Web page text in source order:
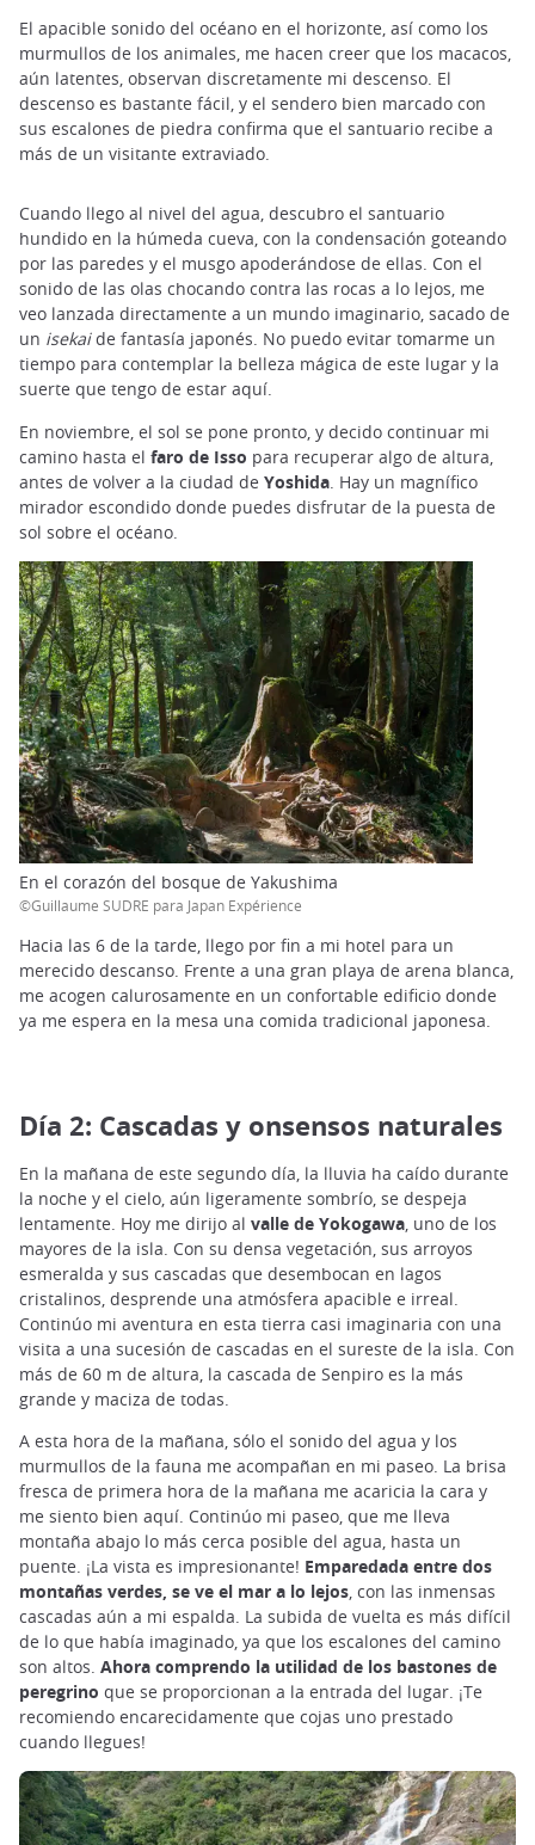
El apacible sonido del océano en el horizonte, así como los
murmullos de los animales, me hacen creer que los macacos,
aún latentes, observan discretamente mi descenso. El
descenso es bastante fácil, y el sendero bien marcado con
sus escalones de piedra confirma que el santuario recibe a
más de un visitante extraviado.
Cuando llego al nivel del agua, descubro el santuario
hundido en la húmeda cueva, con la condensación goteando
por las paredes y el musgo apoderándose de ellas. Con el
sonido de las olas chocando contra las rocas a lo lejos, me
veo lanzada directamente a un mundo imaginario, sacado de
un isekaide fantasía japonés. No puedo evitar tomarme un
tiempo para contemplar la belleza mágica de este lugar y la
suerte que tengo de estar aquí.
En noviembre, el sol se pone pronto, y decido continuar mi
camino hasta el faro de Isso para recuperar algo de altura,
antes de volver a la ciudad de Yoshida . Hay un magnífico
mirador escondido donde puedes disfrutar de la puesta de
sol sobre el océano.
En el corazón del bosque de Yakushima
©Guillaume SUDRE para Japan Expérience
Hacia las 6 de la tarde, llego por fin a mi hotel para un
merecido descanso. Frente a una gran playa de arena blanca,
me acogen calurosamente en un confortable edificio donde
ya me espera en la mesa una comida tradicional japonesa.
Día 2: Cascadas y onsensos naturales
En la mañana de este segundo día, la lluvia ha caído durante
la noche y el cielo, aún ligeramente sombrío, se despeja
lentamente. Hoy me dirijo al valle de Yokogawa, uno de los
mayores de la isla. Con su densa vegetación, sus arroyos
esmeralda y sus cascadas que desembocan en lagos
cristalinos, desprende una atmósfera apacible e irreal.
Continúo mi aventura en esta tierra casi imaginaria con una
visita a una sucesión de cascadas en el sureste de la isla. Con
más de 60 m de altura, la cascada de Senpiro es la más
grande y maciza de todas.
A esta hora de la mañana, sólo el sonido del agua y los
murmullos de la fauna me acompañan en mi paseo. La brisa
fresca de primera hora de la mañana me acaricia la cara y
me siento bien aquí. Continúo mi paseo, que me lleva
montaña abajo lo más cerca posible del agua, hasta un
puente. ¡La vista es impresionante! Emparedada entre dos
montañas verdes, se ve el mar a lo lejos, con las inmensas
cascadas aún a mi espalda. La subida de vuelta es más difícil
de lo que había imaginado, ya que los escalones del camino
son altos. Ahora comprendo la utilidad de los bastones de
peregrino que se proporcionan a la entrada del lugar. ¡Te
recomiendo encarecidamente que cojas uno prestado
cuando llegues!